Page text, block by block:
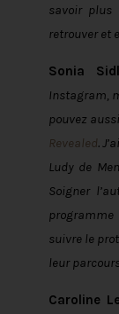
savoir plus
retrouver et
Sonia
Instagram,
pouvez
Revealed.
Ludy de
Soigner
suivre le
leur
Caroline